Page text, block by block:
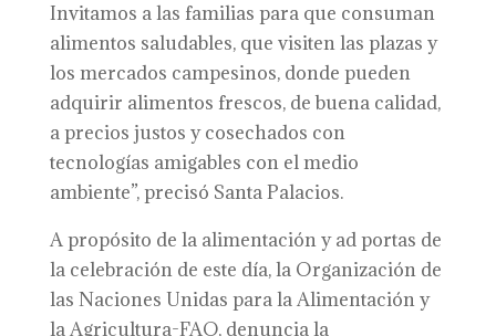
Invitamos a las familias para que consuman
alimentos saludables, que visiten las plazas y
los mercados campesinos, donde pueden
adquirir alimentos frescos, de buena calidad,
a precios justos y cosechados con
tecnologías amigables con el medio
ambiente”, precisó Santa Palacios.
A propósito de la alimentación y ad portas de
la celebración de este día, la Organización de
las Naciones Unidas para la Alimentación y
la Agricultura-FAO, denuncia la